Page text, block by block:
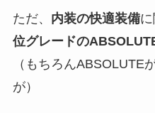
ただ、 内装の快適装備に
位グレードの
（もちろんABSOLUTE
が）